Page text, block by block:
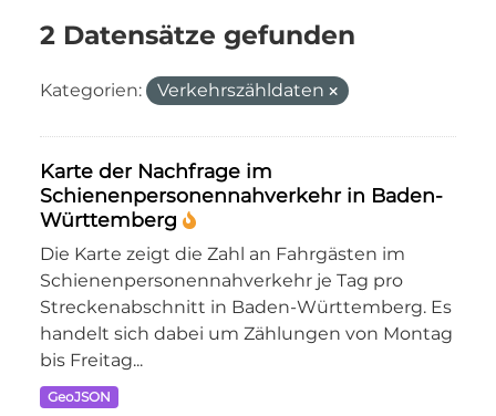
2 Datensätze gefunden
Kategorien: Verkehrszähldaten
Karte der Nachfrage im
Schienenpersonennahverkehr in Baden-
Württemberg
Die Karte zeigt die Zahl an Fahrgästen im
Schienenpersonennahverkehr je Tag pro
Streckenabschnitt in Baden-Württemberg. Es
handelt sich dabei um Zählungen von Montag
bis Freitag...
GeoJSON